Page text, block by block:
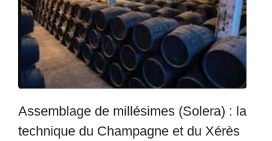
Assemblage de millésimes (Solera) : la
technique du Champagne et du Xérès